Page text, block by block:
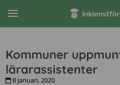
Kommuner
lärarassistenter
8 januari, 2020